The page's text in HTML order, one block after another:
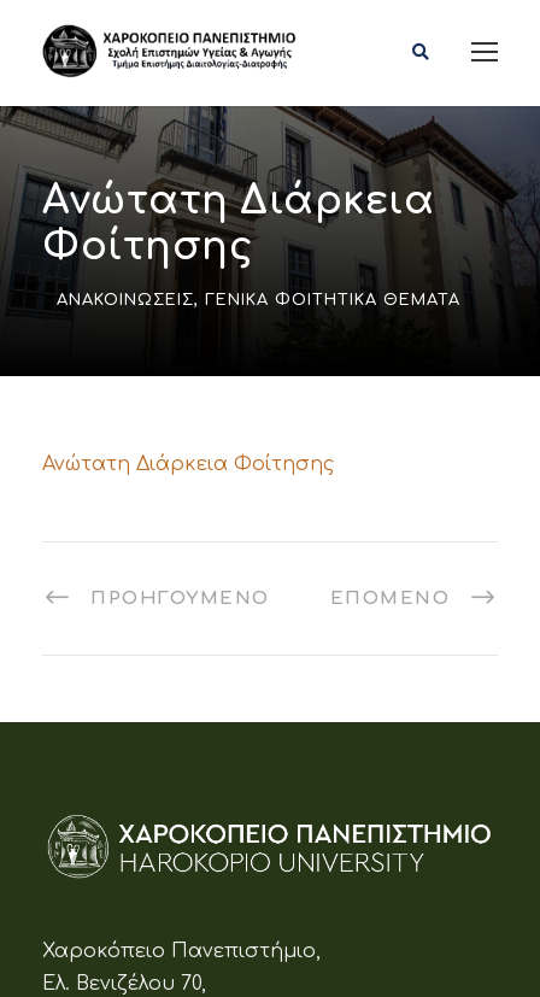
Ανώτατη Διάρκεια
Φοίτησης
ΑΝΑΚΟΙΝΏΣΕΙΣ, ΓΕΝΙΚΆ ΦΟΙΤΗΤΙΚΆ ΘΈΜΑΤΑ
Ανώτατη Διάρκεια Φοίτησης
ΠΡΟΗΓΟΎΜΕΝΟ ΕΠΌΜΕΝΟ
Χαροκόπειο Πανεπιστήμιο,
Ελ. Βενιζέλου 70,